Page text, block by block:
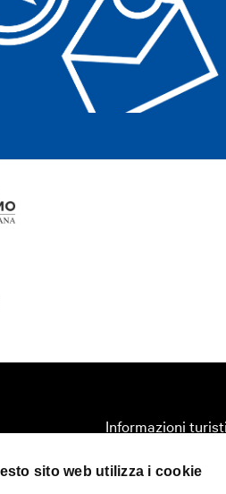
sito web utilizza i cookie
Informazioni
Territorio